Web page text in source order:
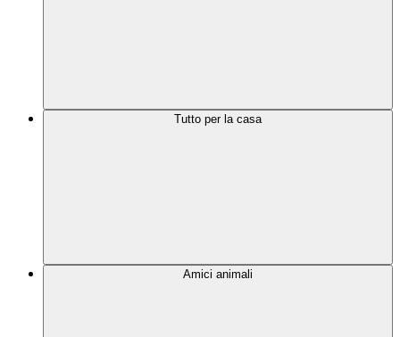
Tutto per la casa
Amici animali